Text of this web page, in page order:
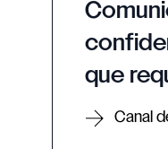
que
Canal